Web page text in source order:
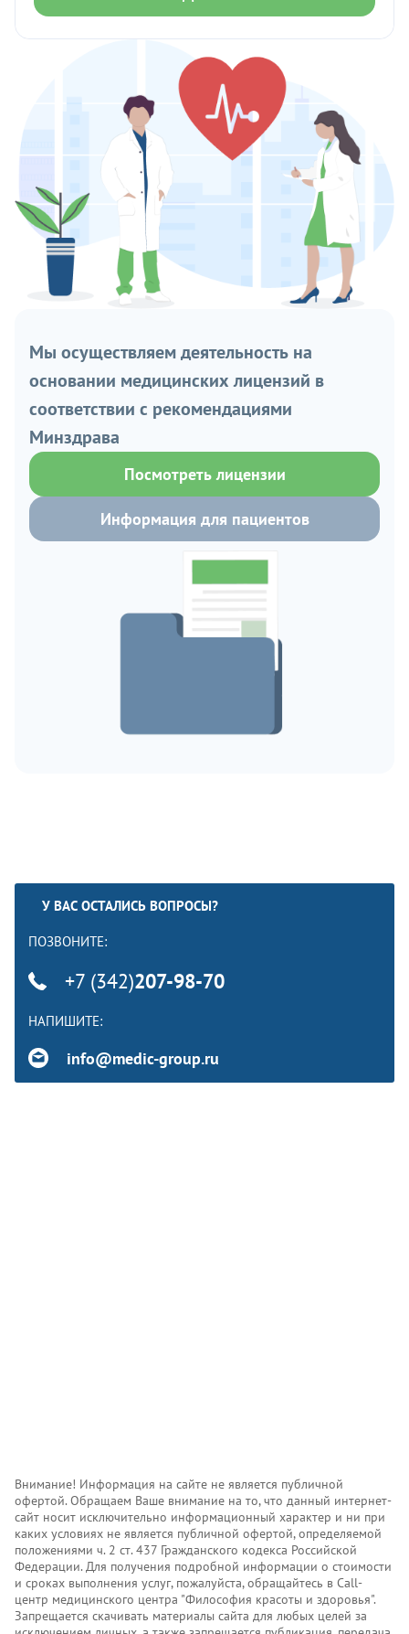
Мы осуществляем деятельность на
основании медицинских лицензий в
соответствии с рекомендациями
Минздрава
Посмотреть лицензии
Информация для пациентов
У ВАС ОСТАЛИСЬ ВОПРОСЫ?
ПОЗВОНИТЕ:
+7 (342)207-98-70
НАПИШИТЕ:
info@medic-group.ru
Внимание! Информация на сайте не является публичной
офертой. Обращаем Ваше внимание на то, что данный интернет-
сайт носит исключительно информационный характер и ни при
каких условиях не является публичной офертой, определяемой
положениями ч. 2 ст. 437 Гражданского кодекса Российской
Федерации. Для получения подробной информации о стоимости
и сроках выполнения услуг, пожалуйста, обращайтесь в Call-
центр медицинского центра "Философия красоты и здоровья".
Запрещается скачивать материалы сайта для любых целей за